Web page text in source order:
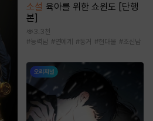
소설 육아를 위한 쇼윈도 [단행
본]
3.3천
#능력남 #연예계 #동거 #현대물 #조신남